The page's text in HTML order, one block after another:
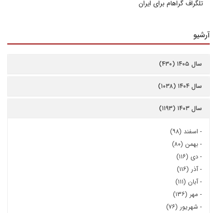
تلگراف گراهام برای ایران
آرشیو
سال ۱۴۰۵ (۴۳۰)
سال ۱۴۰۴ (۱۰۳۸)
سال ۱۴۰۳ (۱۱۹۳)
- اسفند (۹۸)
-بهمن (۸۰)
-دی (۱۱۶)
-آذر (۱۱۶)
-آبان (۱۱۱)
- مهر (۱۳۶)
- شهریور (۷۶)